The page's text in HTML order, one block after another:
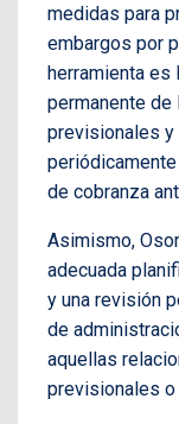
medidas para
embargos por
herramienta es
permanente
previsionales y
de cobranza
Asimismo,
adecuada
y una revisión
de
aquellas
previsionales o